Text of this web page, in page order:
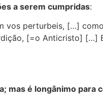
a serem cumpridas:
vos perturbeis, […]
[=o Anticristo] […]
mas é longânimo para